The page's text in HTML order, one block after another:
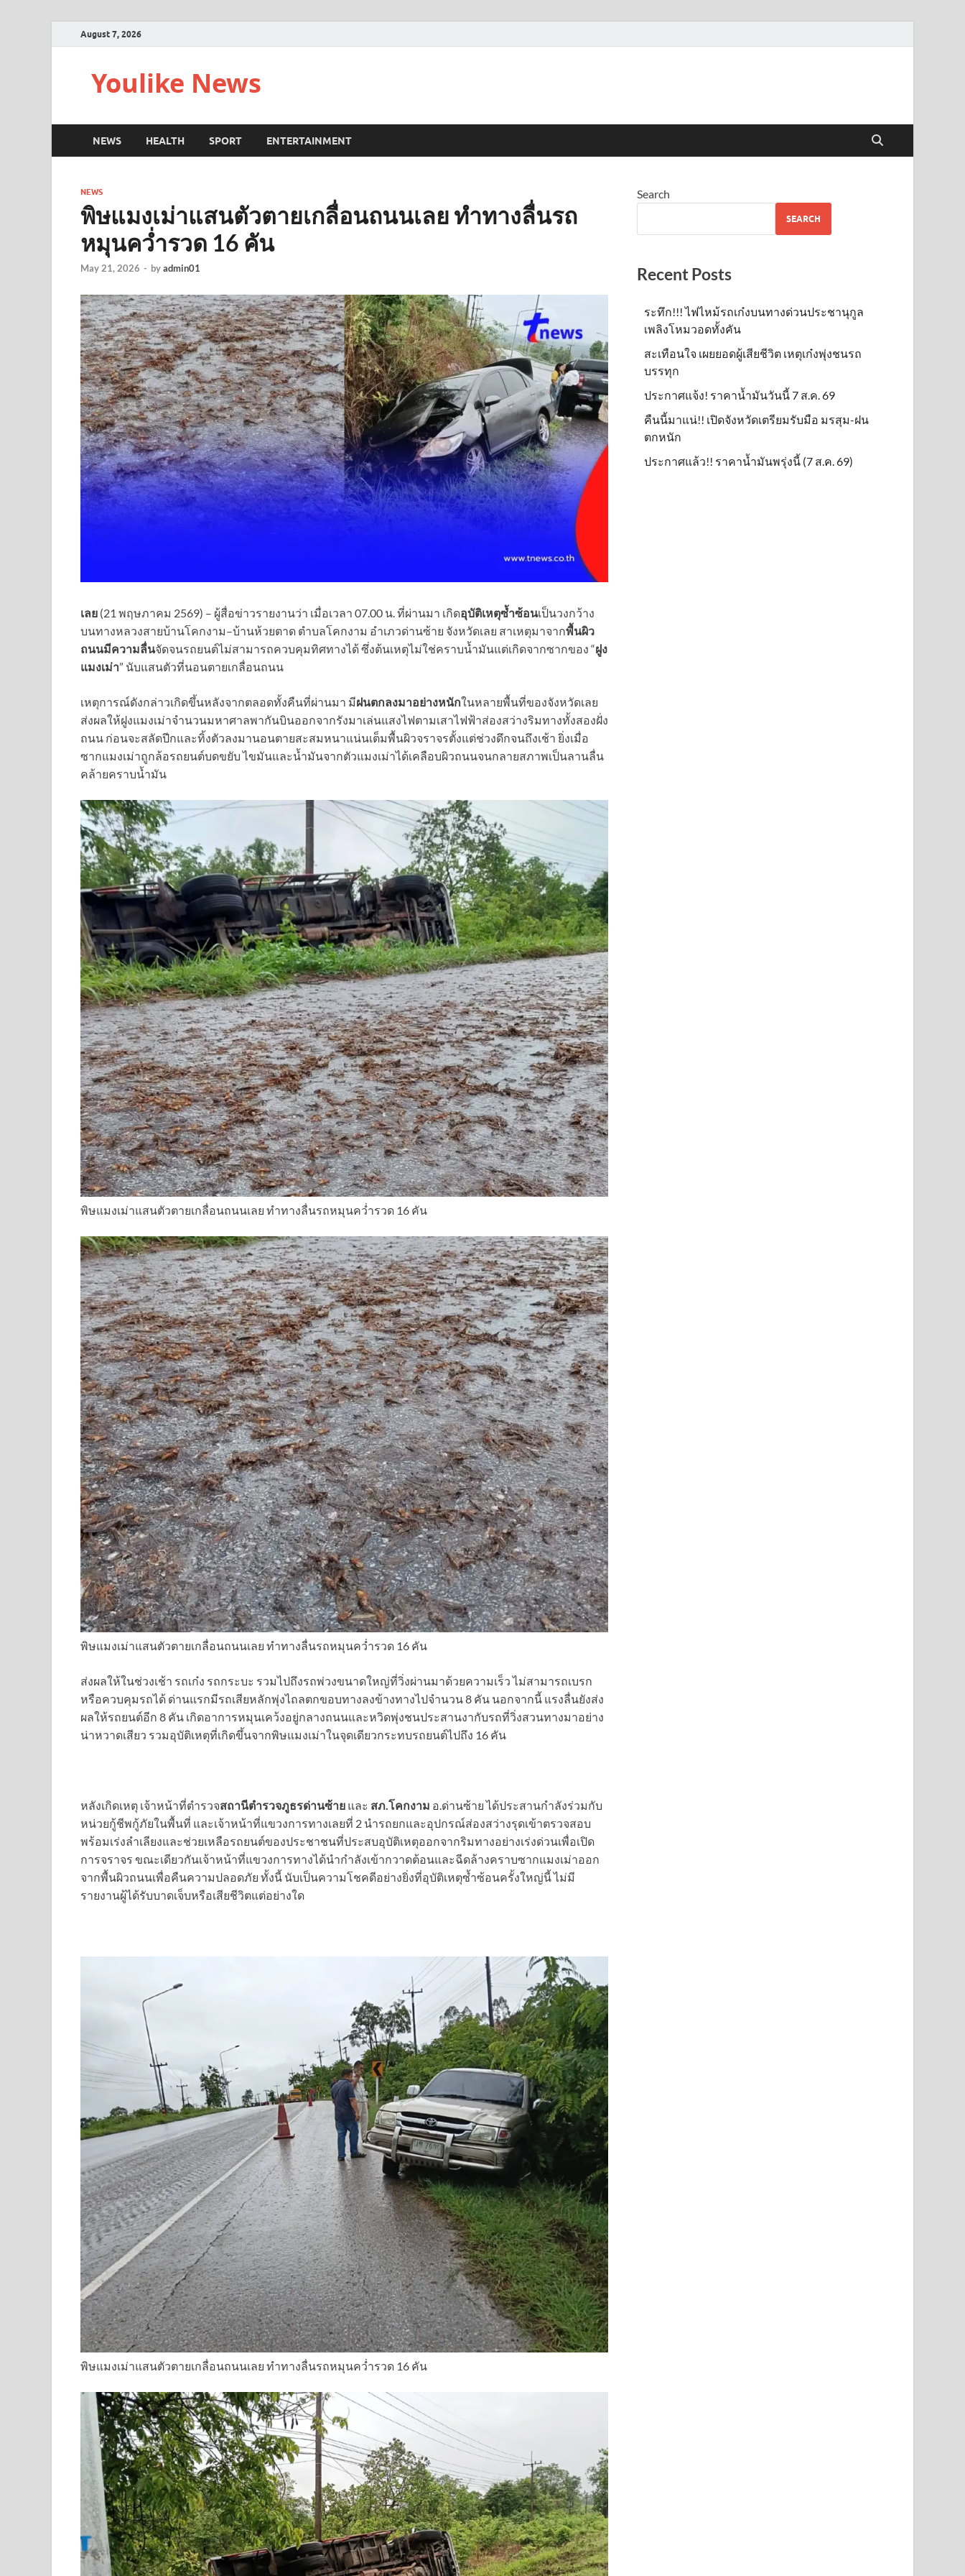
August 7, 2026
Youlike News
NEWS HEALTH SPORT ENTERTAINMENT
NEWS
พิษแมงเม่าแสนตัวตายเกลื่อนถนนเลย ทำทางลื่นรถ
หมุนคว่ำรวด 16 คัน
May 21, 2026 - byadmin01
เลย (21 พฤษภาคม 2569) – ผู้สื่อข่าวรายงานว่า เมื่อเวลา 07.00 น. ที่ผ่านมา เกิดอุบัติเหตุซ้ำซ้อนเป็นวงกว้าง
บนทางหลวงสายบ้านโคกงาม–บ้านห้วยตาด ตำบลโคกงาม อำเภวด่านซ้าย จังหวัดเลย สาเหตุมาจากพื้นผิว
ถนนมีความลื่นจัดจนรถยนต์ไม่สามารถควบคุมทิศทางได้ ซึ่งต้นเหตุไม่ใช่คราบน้ำมันแต่เกิดจากซากของ “ฝูง
แมงเม่า” นับแสนตัวที่นอนตายเกลื่อนถนน
เหตุการณ์ดังกล่าวเกิดขึ้นหลังจากตลอดทั้งคืนที่ผ่านมา มีฝนตกลงมาอย่างหนักในหลายพื้นที่ของจังหวัดเลย
ส่งผลให้ฝูงแมงเม่าจำนวนมหาศาลพากันบินออกจากรังมาเล่นแสงไฟตามเสาไฟฟ้าส่องสว่างริมทางทั้งสองฝั่ง
ถนน ก่อนจะสลัดปีกและทิ้งตัวลงมานอนตายสะสมหนาแน่นเต็มพื้นผิวจราจรตั้งแต่ช่วงดึกจนถึงเช้า ยิ่งเมื่อ
ซากแมงเม่าถูกล้อรถยนต์บดขยับ ไขมันและน้ำมันจากตัวแมงเม่าได้เคลือบผิวถนนจนกลายสภาพเป็นลานลื่น
คล้ายคราบน้ำมัน
พิษแมงเม่าแสนตัวตายเกลื่อนถนนเลย ทำทางลื่นรถหมุนคว่ำรวด 16 คัน
พิษแมงเม่าแสนตัวตายเกลื่อนถนนเลย ทำทางลื่นรถหมุนคว่ำรวด 16 คัน
ส่งผลให้ในช่วงเช้า รถเก๋ง รถกระบะ รวมไปถึงรถพ่วงขนาดใหญ่ที่วิ่งผ่านมาด้วยความเร็ว ไม่สามารถเบรก
หรือควบคุมรถได้ ด่านแรกมีรถเสียหลักพุ่งไถลตกขอบทางลงข้างทางไปจำนวน 8 คัน นอกจากนี้ แรงลื่นยังส่ง
ผลให้รถยนต์อีก 8 คัน เกิดอาการหมุนเคว้งอยู่กลางถนนและหวิดพุ่งชนประสานงากับรถที่วิ่งสวนทางมาอย่าง
น่าหวาดเสียว รวมอุบัติเหตุที่เกิดขึ้นจากพิษแมงเม่าในจุดเดียวกระทบรถยนต์ไปถึง 16 คัน
หลังเกิดเหตุ เจ้าหน้าที่ตำรวจสถานีตำรวจภูธรด่านซ้าย และ สภ.โคกงาม อ.ด่านซ้าย ได้ประสานกำลังร่วมกับ
หน่วยกู้ชีพกู้ภัยในพื้นที่ และเจ้าหน้าที่แขวงการทางเลยที่ 2 นำรถยกและอุปกรณ์ส่องสว่างรุดเข้าตรวจสอบ
พร้อมเร่งลำเลียงและช่วยเหลือรถยนต์ของประชาชนที่ประสบอุบัติเหตุออกจากริมทางอย่างเร่งด่วนเพื่อเปิด
การจราจร ขณะเดียวกันเจ้าหน้าที่แขวงการทางได้นำกำลังเข้ากวาดต้อนและฉีดล้างคราบซากแมงเม่าออก
จากพื้นผิวถนนเพื่อคืนความปลอดภัย ทั้งนี้ นับเป็นความโชคดีอย่างยิ่งที่อุบัติเหตุซ้ำซ้อนครั้งใหญ่นี้ ไม่มี
รายงานผู้ได้รับบาดเจ็บหรือเสียชีวิตแต่อย่างใด
พิษแมงเม่าแสนตัวตายเกลื่อนถนนเลย ทำทางลื่นรถหมุนคว่ำรวด 16 คัน
Search
SEARCH
Recent Posts
ระทึก!!! ไฟไหม้รถเก๋งบนทางด่วนประชานุกูล
เพลิงโหมวอดทั้งคัน
สะเทือนใจ เผยยอดผู้เสียชีวิต เหตุเก๋งพุ่งชนรถ
บรรทุก
ประกาศแจ้ง! ราคาน้ำมันวันนี้ 7 ส.ค. 69
คืนนี้มาแน่!! เปิดจังหวัดเตรียมรับมือ มรสุม-ฝน
ตกหนัก
ประกาศแล้ว!! ราคาน้ำมันพรุ่งนี้ (7 ส.ค. 69)